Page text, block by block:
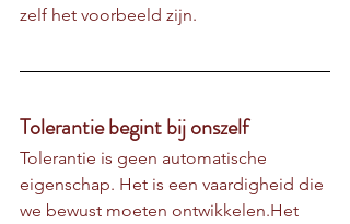
zelf het voorbeeld zijn.
Tolerantie begint bij onszelf
Tolerantie is geen automatische
eigenschap. Het is een vaardigheid die
we bewust moeten ontwikkelen.Het